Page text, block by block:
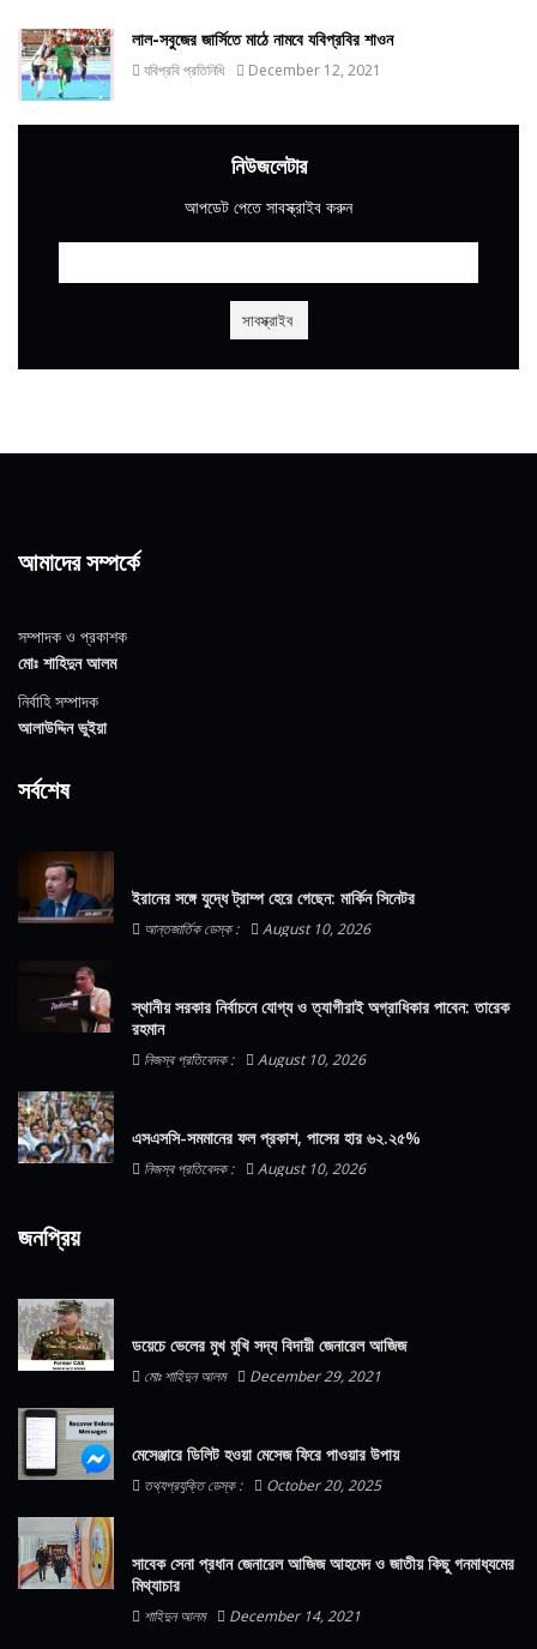
লাল-সবুজের জার্সিতে মাঠে নামবে যবিপ্রবির শাওন
যবিপ্রবি প্রতিনিধি December 12, 2021
নিউজলেটার
আপডেট পেতে সাবস্ক্রাইব করুন
আমাদের সম্পর্কে
সম্পাদক ও প্রকাশক
মোঃ শাহিদুন আলম
নির্বাহি সম্পাদক
আলাউদ্দিন ভুইয়া
সর্বশেষ
ইরানের সঙ্গে যুদ্ধে ট্রাম্প হেরে গেছেন: মার্কিন সিনেটর
আন্তজার্তিক ডেস্ক : August 10, 2026
স্থানীয় সরকার নির্বাচনে যোগ্য ও ত্যাগীরাই অগ্রাধিকার পাবেন: তারেক
রহমান
নিজস্ব প্রতিবেদক : August 10, 2026
এসএসসি-সমমানের ফল প্রকাশ, পাসের হার ৬২.২৫%
নিজস্ব প্রতিবেদক : August 10, 2026
জনপ্রিয়
ডয়েচে ভেলের মুখ মুখি সদ্য বিদায়ী জেনারেল আজিজ
মোঃ শাহিদুন আলম December 29, 2021
মেসেঞ্জারে ডিলিট হওয়া মেসেজ ফিরে পাওয়ার উপায়
তথ্যপ্রযুক্তি ডেস্ক : October 20, 2025
সাবেক সেনা প্রধান জেনারেল আজিজ আহমেদ ও জাতীয় কিছু গনমাধ্যমের
মিথ্যাচার
শাহিদুন আলম December 14, 2021